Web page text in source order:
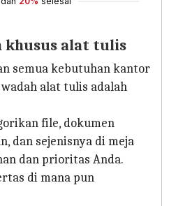
khusus alat tulis
semua kebutuhan kantor
alat tulis adalah
file, dokumen
dan sejenisnya di meja
dan prioritas Anda.
di mana pun